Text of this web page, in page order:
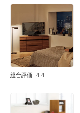
総合評価 4.4